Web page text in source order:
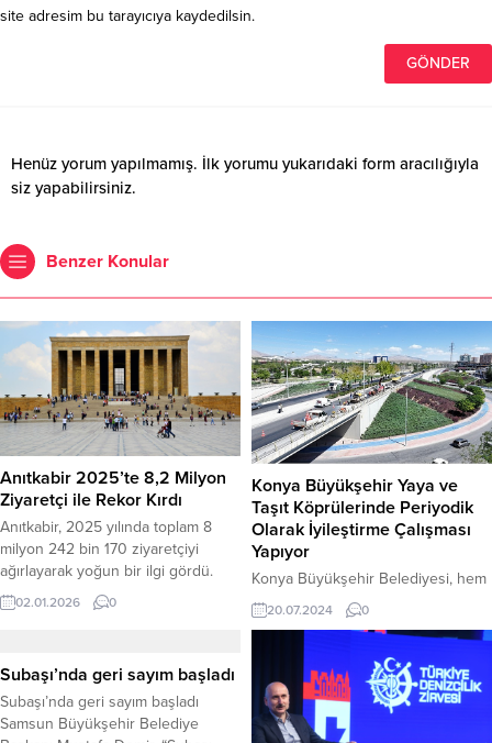
site adresim bu tarayıcıya kaydedilsin.
Henüz yorum yapılmamış. İlk yorumu yukarıdaki form aracılığıyla
siz yapabilirsiniz.
Benzer Konular
Anıtkabir 2025’te 8,2 Milyon
Ziyaretçi ile Rekor Kırdı
Anıtkabir, 2025 yılında toplam 8
milyon 242 bin 170 ziyaretçiyi
ağırlayarak yoğun bir ilgi gördü.
Anıtkabir Komutanlığı’nın resmi
internet sitesinde yayımlanan
Kemal Atatürk’ün mozolesinin
bulunduğu Anıtkabir’e 2025 yılı
boyunca gerçekleşen ziyaretçi
02.01.2026 0
Konya Büyükşehir Yaya ve
Taşıt Köprülerinde Periyodik
Olarak İyileştirme Çalışması
Yapıyor
Konya Büyükşehir Belediyesi, hem
şehir trafiğinin rahatlaması hem de
yaya ve araç güvenliği için inşa
ettiği yaya üst geçitleri ve taşıt
köprülü kavşaklarında periyodik
olarak iyileştirme çalışmaları
gerçekleştiriyor.
20.07.2024 0
Subaşı’nda geri sayım başladı
Subaşı’nda geri sayım başladı
Samsun Büyükşehir Belediye